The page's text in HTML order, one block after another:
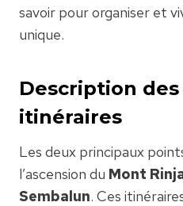
savoir pour organiser et
unique.
Description
itinéraires
Les deux principaux
l’ascension du Mont
Sembalun. Ces